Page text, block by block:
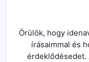
Örülök, hogy
írásaimmal és
érdeklődésedet.